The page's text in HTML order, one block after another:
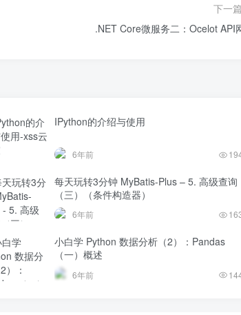
下一篇
.NET Core微服务二：Ocelot API
IPython的介绍与使用
6年前
每天玩转3分钟 MyBatis-Plus – 5. 高级查询
（三）（条件构造器）
6年前
小白学 Python 数据分析（2）：Pandas
（一）概述
6年前